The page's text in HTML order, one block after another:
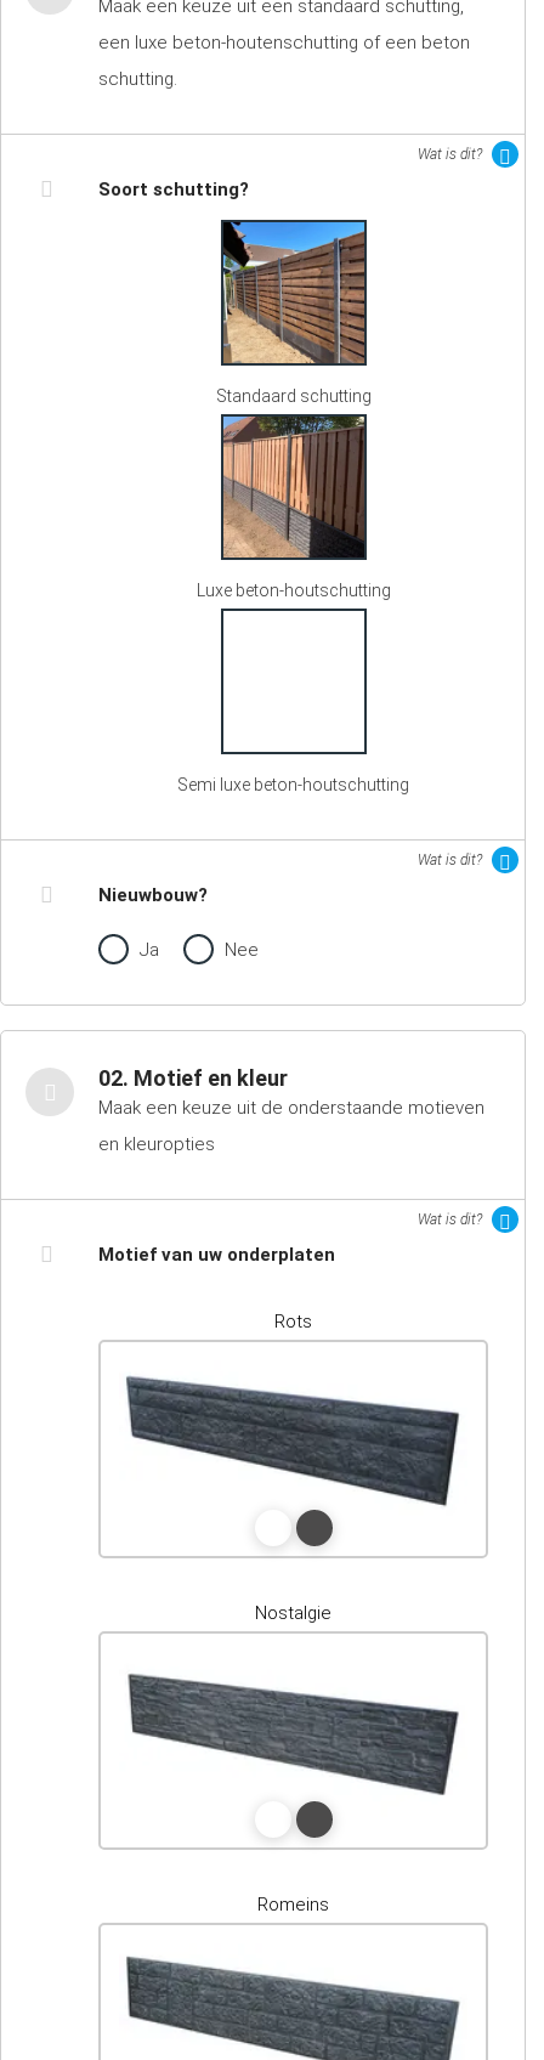
Maak een keuze uit een standaard schutting,
een luxe beton-houtenschutting of een beton
schutting.
Wat is dit?
Soort schutting?
Standaard schutting
Luxe beton-houtschutting
Semi luxe beton-houtschutting
Wat is dit?
Nieuwbouw?
Ja Nee
02. Motief en kleur
Maak een keuze uit de onderstaande motieven
en kleuropties
Wat is dit?
Motief van uw onderplaten
Rots
Nostalgie
Romeins